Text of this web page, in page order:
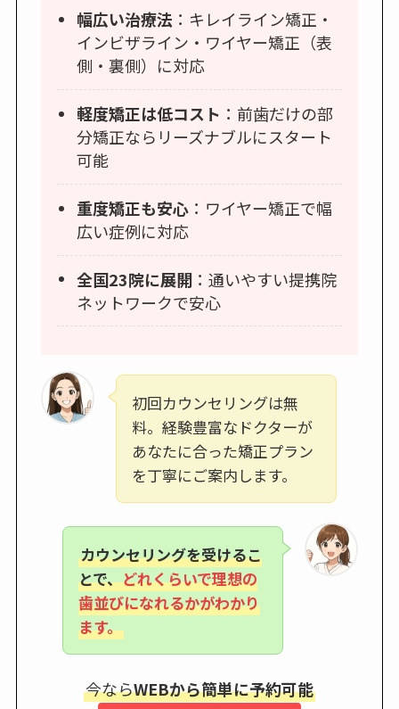
幅広い治療法 ：キレイライン矯正・
インビザライン・ワイヤー矯正（表
側・裏側）に対応
軽度矯正は低コスト ：前歯だけの部
分矯正ならリーズナブルにスタート
可能
重度矯正も安心 ：ワイヤー矯正で幅
広い症例に対応
全国23院に展開 ：通いやすい提携院
ネットワークで安心
初回カウンセリングは無
料。経験豊富なドクターが
あなたに合った矯正プラン
を丁寧にご案内します。
カウンセリングを受けるこ
とで、どれくらいで理想の
歯並びになれるかがわかり
ます。
今ならWEBから簡単に予約可能